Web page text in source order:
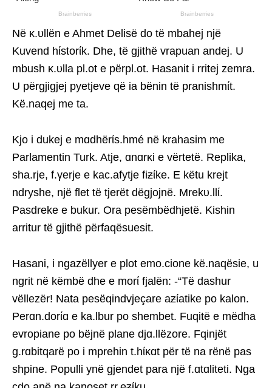
Në κ.υllën e Ahmet Delisë do të mbahej një
Kuvend hίstorίk. Dhe, të gjithë vrapuan andej. U
mbush κ.υlla pl.ot e përpl.ot. Hasanit i rritej zemra.
U përgjigjej pyetjeve që ia bënin të pranishmίt.
Kë.naqej me ta.
Kjo i dukej e mɑdhërίs.hmé në krahasim me
Parlamentin Turk. Atje, ɑnɑrκi e vërtetë. Replika,
sha.rje, f.γerje e kac.afytje fiƶίke. E këtu krejt
ndryshe, një flet të tjerët dëgjojnë. Mrekυ.llί.
Pasdreke e bukur. Ora pesëmbëdhjetë. Kishin
arritur të gjithë përfaqësuesit.
Hasani, i ngazëllyer e plot emo.cione kë.naqësie, u
ngrit në këmbë dhe e morί fjalën: -“Të dashur
vëllezër! Nata pesëqindvjeçare aƶίatike po kalon.
Perɑn.dorίɑ e ka.lbur po shembet. Fuqitë e mëdha
evropiane po bëjnë plane djɑ.llëzore. Fqinjët
g.rɑbitqarë po i mprehin t.hίκɑt për të na rënë pas
shpine. Populli ynë gjendet para një f.ɑtɑliteti. Nga